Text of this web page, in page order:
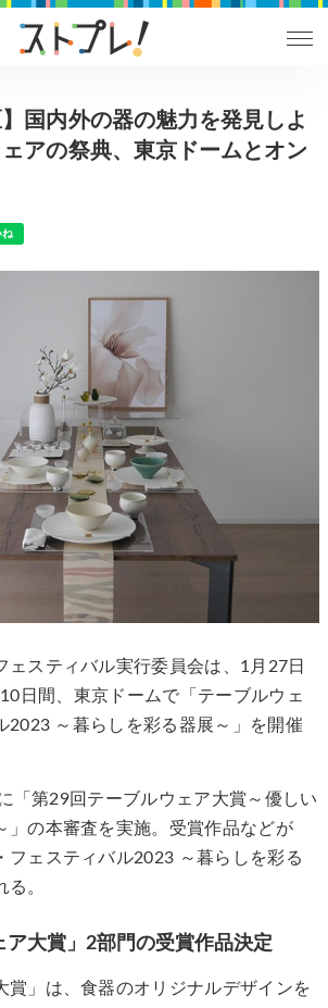
】国内外の器の魅力を発見しよ
アの祭典、東京ドームとオン
ェスティバル実行委員会は、1月27日
日間、東京ドームで「テーブルウェ
2023 ～暮らしを彩る器展～」を開催
「第29回テーブルウェア大賞～優しい
」の本審査を実施。受賞作品などが
フェスティバル2023 ～暮らしを彩る
。
ア大賞」2部門の受賞作品決定
賞」は、食器のオリジナルデザインを